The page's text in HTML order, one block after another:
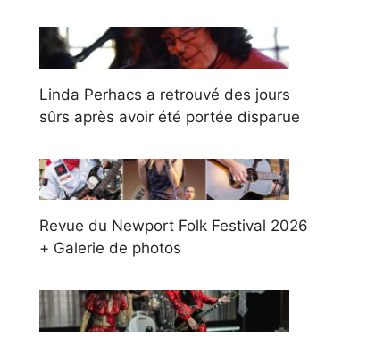
Linda Perhacs a retrouvé des jours
sûrs après avoir été portée disparue
Revue du Newport Folk Festival 2026
+ Galerie de photos